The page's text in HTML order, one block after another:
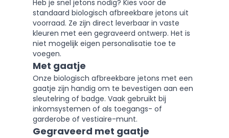
Heb je snel jetons nodig? Kies voor de
standaard biologisch afbreekbare jetons uit
voorraad. Ze zijn direct leverbaar in vaste
kleuren met een gegraveerd ontwerp. Het is
niet mogelijk eigen personalisatie toe te
voegen.
Met gaatje
Onze biologisch afbreekbare jetons met een
gaatje zijn handig om te bevestigen aan een
sleutelring of badge. Vaak gebruikt bij
inkomsystemen of als toegangs- of
garderobe of vestiaire-munt.
Gegraveerd met gaatje